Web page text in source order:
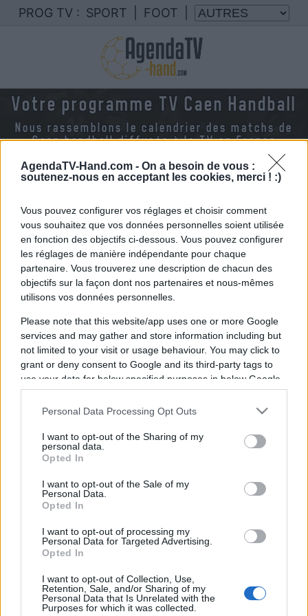
AgendaTV-Hand.com - On a besoin de vous :
soutenez-nous en acceptant les cookies, merci ! :)
Vous pouvez configurer vos réglages et choisir comment
vous souhaitez que vos données personnelles soient utilisée
en fonction des objectifs ci-dessous. Vous pouvez configurer
les réglages de manière indépendante pour chaque
partenaire. Vous trouverez une description de chacun des
objectifs sur la façon dont nos partenaires et nous-mêmes
utilisons vos données personnelles.
Please note that this website/app uses one or more Google
services and may gather and store information including but
not limited to your visit or usage behaviour. You may click to
grant or deny consent to Google and its third-party tags to
use your data for below specified purposes in below Google
consent section.
Personal Data Processing Opt Outs
I want to opt-out of the Sharing of my
personal data.
Opted In
I want to opt-out of the Sale of my
Personal Data.
Opted In
I want to opt-out of processing my
Personal Data for Targeted Advertising.
Opted In
I want to opt-out of Collection, Use,
Retention, Sale, and/or Sharing of my
Personal Data that Is Unrelated with the
Purposes for which it was collected.
PROG TV : SPORT FOOT
Votre programme TV Caen Handball
Nous rassemblons le calendrier des matchs de
Caen handball diffusés à la TV en France
Vous trouverez ci-dessous la liste des futurs
matchs diffusés à la télévision en France de
fondée il y a 33 ans, en 1993.
Il n'y a pas de diffusions de matchs de la team
Caenannoncées à la télévision pour le moment.
sera le cas.
rendre chez notre partenaire RezoSport.com
qui sélectionne l'actu handball issue des